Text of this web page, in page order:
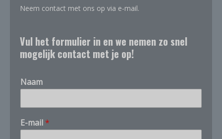
Neem contact met ons op via e-mail.
Vul het formulier in en we nemen zo snel
mogelijk contact met je op!
Naam
T
e
E-mail *